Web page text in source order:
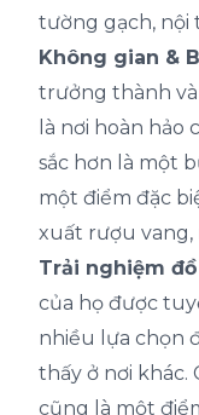
tường gạch, nội
Không gian &
trưởng thành
là nơi hoàn hảo
sắc hơn là một
một điểm đặc
xuất rượu vang,
Trải nghiệm
của họ được
nhiều lựa chọn
thấy ở nơi khác.
cũng là một